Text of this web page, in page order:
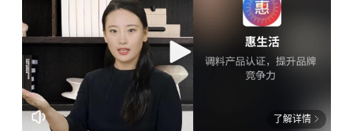
了解详情